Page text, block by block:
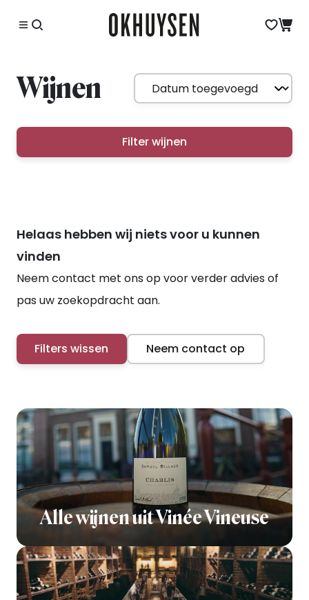
Wijnen
Filter wijnen
Helaas hebben wij niets voor u kunnen
vinden
Neem contact met ons op voor verder advies of
pas uw zoekopdracht aan.
Filters wissen Neem contact op
Alle wijnen uit Vinée Vineuse